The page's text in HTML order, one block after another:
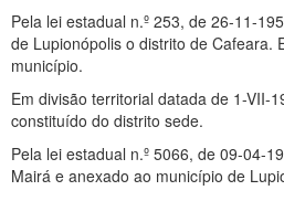
Pela lei estadual n.º 253, de 26-11-
de Lupionópolis o distrito de Cafeara.
município.
Em divisão territorial datada de 1-VII-
constituído do distrito sede.
Pela lei estadual n.º 5066, de 09-04-
Mairá e anexado ao município de